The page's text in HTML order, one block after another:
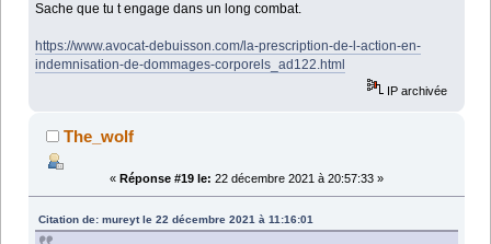
Sache que tu t engage dans un long combat.
https://www.avocat-debuisson.com/la-prescription-de-l-action-en-
indemnisation-de-dommages-corporels_ad122.html
IP archivée
The_wolf
« Réponse #19 le: 22 décembre 2021 à 20:57:33 »
Citation de: mureyt le 22 décembre 2021 à 11:16:01